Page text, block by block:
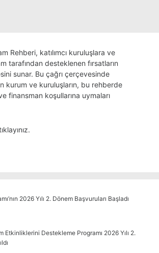
Rehberi, katılımcı kuruluşlara ve
tarafından desteklenen fırsatların
sunar. Bu çağrı çerçevesinde
kurum ve kuruluşların, bu rehberde
finansman koşullarına uymaları
.
2026 Yılı 2. Dönem Başvuruları Başladı
Etkinliklerini Destekleme Programı 2026 Yılı 2.